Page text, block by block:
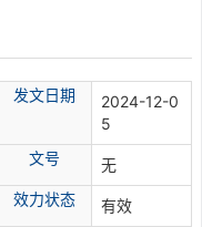
发文日期
2024-12-0
5
文号
无
效力状态 有效